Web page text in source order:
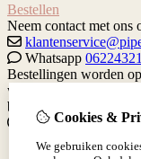
Bestellen
Neem contact met ons
Whatsapp
Bestellingen worden
werkdagen) Je kan
button hieronder.
Informatie
Levertijd
Cookies &
We gebruiken